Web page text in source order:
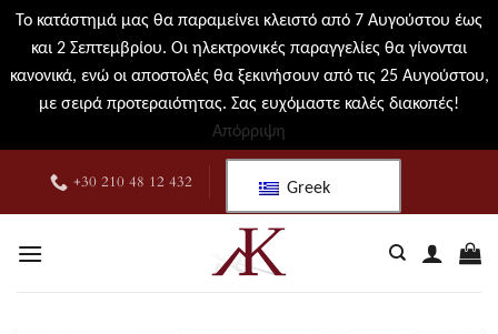
Το κατάστημά μας θα παραμείνει κλειστό από 7 Αυγούστου έως
και 2 Σεπτεμβρίου. Οι ηλεκτρονικές παραγγελίες θα γίνονται
κανονικά, ενώ οι αποστολές θα ξεκινήσουν από τις 25 Αυγούστου,
με σειρά προτεραιότητας. Σας ευχόμαστε καλές διακοπές!
Απόρριψη
περιεχόμενο
+30 210 48 12 432 Greek